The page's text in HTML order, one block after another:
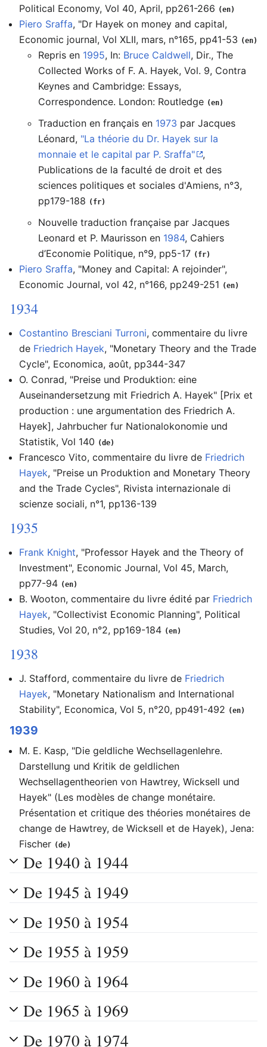
Political Economy, Vol 40, April, pp261-266 (en)
Piero Sraffa, "Dr Hayek on money and capital,
Economic journal, Vol XLII, mars, n°165, pp41-53 (en)
Repris en 1995, In: Bruce Caldwell, Dir., The
Collected Works of F. A. Hayek, Vol. 9, Contra
Keynes and Cambridge: Essays,
Correspondence. London: Routledge (en)
Traduction en français en 1973 par Jacques
Léonard, "La théorie du Dr. Hayek sur la
monnaie et le capital par P. Sraffa"
,
Publications de la faculté de droit et des
sciences politiques et sociales d'Amiens, n°3,
pp179-188 (fr)
Nouvelle traduction française par Jacques
Leonard et P. Maurisson en 1984, Cahiers
d’Economie Politique, n°9, pp5-17 (fr)
Piero Sraffa, "Money and Capital: A rejoinder",
Economic Journal, vol 42, n°166, pp249-251 (en)
1934
Costantino Bresciani Turroni, commentaire du livre
de Friedrich Hayek, "Monetary Theory and the Trade
Cycle", Economica, août, pp344-347
O. Conrad, "Preise und Produktion: eine
Auseinandersetzung mit Friedrich A. Hayek" [Prix et
production : une argumentation des Friedrich A.
Hayek], Jahrbucher fur Nationalokonomie und
Statistik, Vol 140 (de)
Francesco Vito, commentaire du livre de Friedrich
Hayek, "Preise un Produktion and Monetary Theory
and the Trade Cycles", Rivista internazionale di
scienze sociali, n°1, pp136-139
1935
Frank Knight, "Professor Hayek and the Theory of
Investment", Economic Journal, Vol 45, March,
pp77-94 (en)
B. Wooton, commentaire du livre édité par Friedrich
Hayek, "Collectivist Economic Planning", Political
Studies, Vol 20, n°2, pp169-184 (en)
1938
J. Stafford, commentaire du livre de Friedrich
Hayek, "Monetary Nationalism and International
Stability", Economica, Vol 5, n°20, pp491-492 (en)
1939
M. E. Kasp, "Die geldliche Wechsellagenlehre.
Darstellung und Kritik de geldlichen
Wechsellagentheorien von Hawtrey, Wicksell und
Hayek" (Les modèles de change monétaire.
Présentation et critique des théories monétaires de
change de Hawtrey, de Wicksell et de Hayek), Jena:
Fischer (de)
De 1940 à 1944
De 1945 à 1949
De 1950 à 1954
De 1955 à 1959
De 1960 à 1964
De 1965 à 1969
De 1970 à 1974